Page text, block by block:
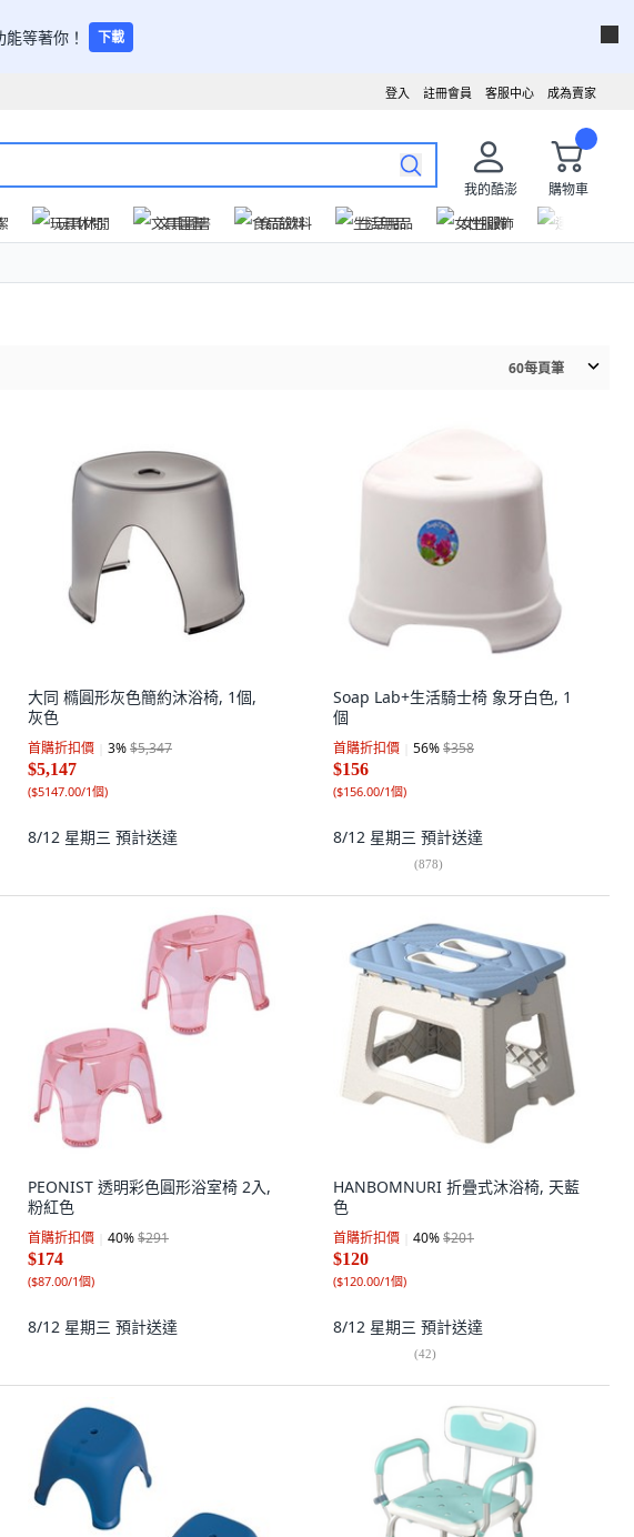
等著你！ 下載
成為賣家
客服中心
註冊會員
登入
我的酷澎
購物車
玩具休閒 文具圖書 食品飲料 生活用品 女性服飾
60每頁筆
大同 橢圓形灰色簡約沐浴椅, 1個,
灰色
首購折扣價 3%$5,347
$5,147
($5147.00/1個)
8/12 星期三 預計送達
Soap Lab+生活騎士椅 象牙白色, 1
個
首購折扣價 56%$358
$156
($156.00/1個)
8/12 星期三 預計送達
(878)
PEONIST 透明彩色圓形浴室椅 2入,
粉紅色
首購折扣價 40%$291
$174
($87.00/1個)
8/12 星期三 預計送達
HANBOMNURI 折疊式沐浴椅, 天藍
色
首購折扣價 40%$201
$120
($120.00/1個)
8/12 星期三 預計送達
(42)